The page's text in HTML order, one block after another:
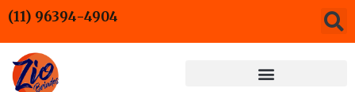
para
o
conteúdo
(11) 96394-4904